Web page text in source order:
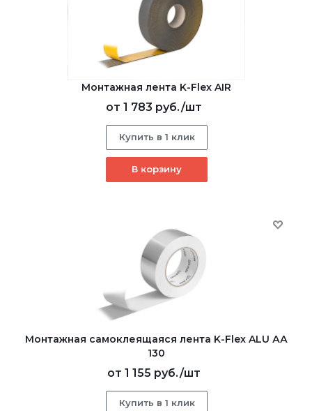
Монтажная лента K-Flex AIR
от 1 783 руб./шт
Купить в 1 клик
В корзину
Монтажная самоклеящаяся лента K-Flex ALU АА
130
от 1 155 руб./шт
Купить в 1 клик